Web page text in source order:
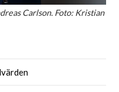
Carlson. Foto: Kristian